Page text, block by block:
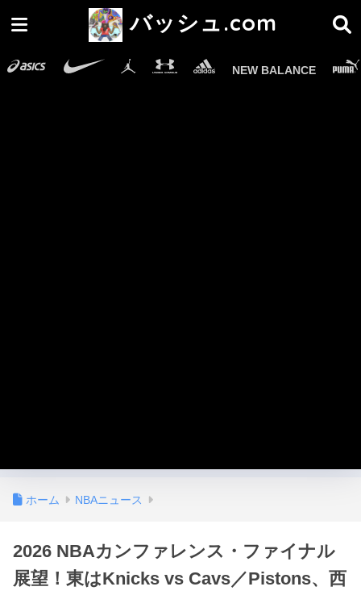
バッシュ.com
NEW BALANCE
ホーム NBAニュース
2026 NBAカンファレンス・ファイナル
展望！東はKnicks vs Cavs／Pistons、西